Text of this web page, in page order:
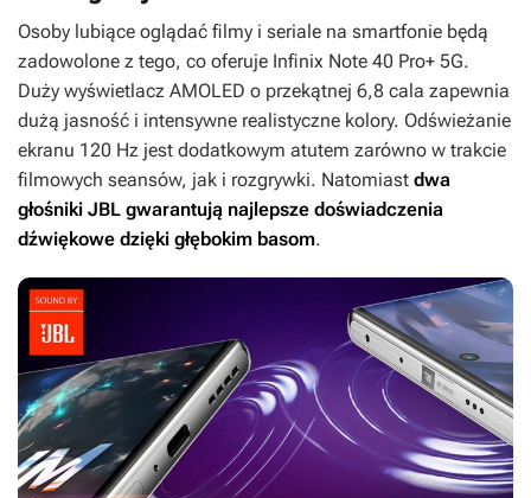
Osoby lubiące oglądać filmy i seriale na smartfonie będą
zadowolone z tego, co oferuje Infinix Note 40 Pro+ 5G.
Duży wyświetlacz AMOLED o przekątnej 6,8 cala zapewnia
dużą jasność i intensywne realistyczne kolory. Odświeżanie
ekranu 120 Hz jest dodatkowym atutem zarówno w trakcie
filmowych seansów, jak i rozgrywki. Natomiast dwa
głośniki JBL gwarantują najlepsze doświadczenia
dźwiękowe dzięki głębokim basom.